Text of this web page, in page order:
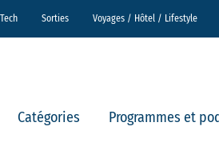
Sorties Voyages / Hôtel / Lifestyle
Catégories Programmes et